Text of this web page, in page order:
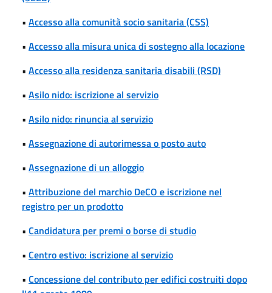
• Accesso alla comunità socio sanitaria (CSS)
• Accesso alla misura unica di sostegno alla locazione
• Accesso alla residenza sanitaria disabili (RSD)
• Asilo nido: iscrizione al servizio
• Asilo nido: rinuncia al servizio
• Assegnazione di autorimessa o posto auto
• Assegnazione di un alloggio
• Attribuzione del marchio DeCO e iscrizione nel
registro per un prodotto
• Candidatura per premi o borse di studio
• Centro estivo: iscrizione al servizio
• Concessione del contributo per edifici costruiti dopo